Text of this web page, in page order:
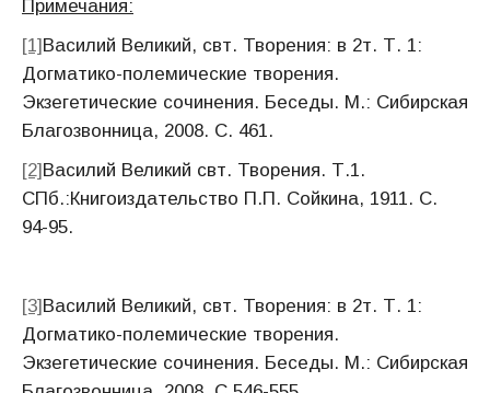
Примечания:
[1]Василий Великий, свт. Творения: в 2т. Т. 1:
Догматико-полемические творения.
Экзегетические сочинения. Беседы. М.: Сибирская
Благозвонница, 2008. С. 461.
[2]Василий Великий свт. Творения. Т.1.
СПб.:Книгоиздательство П.П. Сойкина, 1911. С.
94-95.
[3]Василий Великий, свт. Творения: в 2т. Т. 1:
Догматико-полемические творения.
Экзегетические сочинения. Беседы. М.: Сибирская